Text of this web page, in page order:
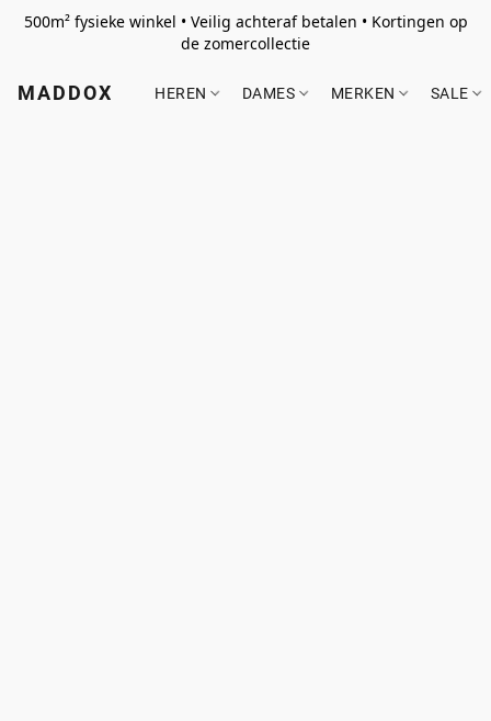
500m² fysieke winkel • Veilig achteraf betalen • Kortingen op
de zomercollectie
MADDOX HEREN DAMES MERKEN SALE